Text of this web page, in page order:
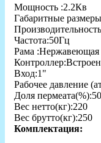
Мощность :2.2Кв
Габаритные
Частота:50Гц
Рама :Нержавеющая
Вход:1"
Рабочее давление
Доля
Вес нетто(кг):220
Вес брутто(кг):250
Комплектация: